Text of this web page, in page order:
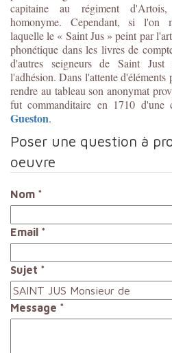
capitaine au régiment
homonyme. Cependant, si l'on
laquelle le « Saint Jus » peint par
phonétique dans les livres de
d'autres seigneurs de Saint
l'adhésion. Dans l'attente d'éléments
rendre au tableau son anonymat
fut commanditaire en 1710
Gueston.
Poser une question à
oeuvre
Nom *
Email *
Sujet *
Message *